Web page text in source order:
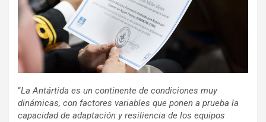
“La Antártida es un continente de condiciones muy
dinámicas, con factores variables que ponen a prueba la
capacidad de adaptación y resiliencia de los equipos